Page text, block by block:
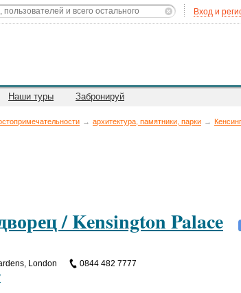
Вход и
Наши туры Забронируй
→ архитектура, памятники, парки →
/ Kensington Palace
London 0844 482 7777